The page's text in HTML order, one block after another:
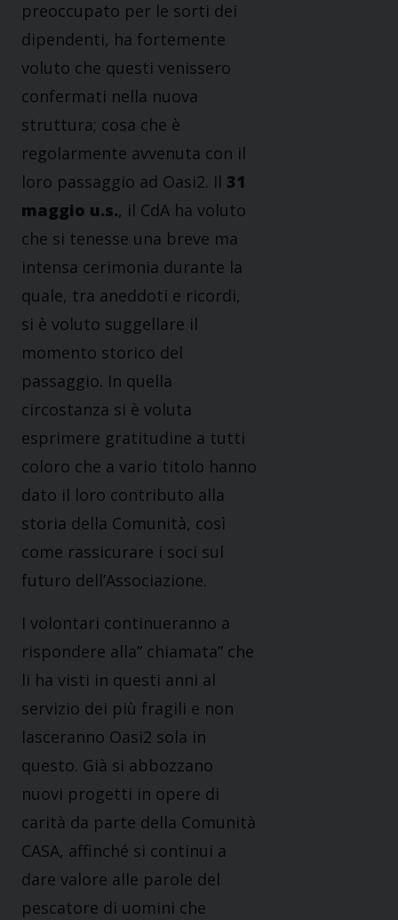
preoccupato per le sorti dei
dipendenti, ha fortemente
voluto che questi venissero
confermati nella nuova
struttura; cosa che è
regolarmente avvenuta con il
loro passaggio ad Oasi2. Il 31
maggio u.s., il CdA ha voluto
che si tenesse una breve ma
intensa cerimonia durante la
quale, tra aneddoti e ricordi,
si è voluto suggellare il
momento storico del
passaggio. In quella
circostanza si è voluta
esprimere gratitudine a tutti
coloro che a vario titolo hanno
dato il loro contributo alla
storia della Comunità, così
come rassicurare i soci sul
futuro dell’Associazione.
I volontari continueranno a
rispondere alla” chiamata” che
li ha visti in questi anni al
servizio dei più fragili e non
lasceranno Oasi2 sola in
questo. Già si abbozzano
nuovi progetti in opere di
carità da parte della Comunità
CASA, affinché si continui a
dare valore alle parole del
pescatore di uomini che